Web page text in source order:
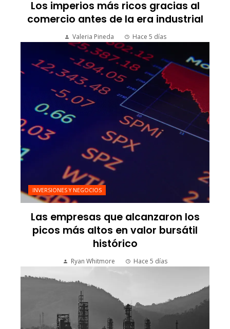
Los imperios más ricos gracias al
comercio antes de la era industrial
Valeria Pineda Hace 5 días
INVERSIONES Y NEGOCIOS
Las empresas que alcanzaron los
picos más altos en valor bursátil
histórico
Ryan Whitmore Hace 5 días